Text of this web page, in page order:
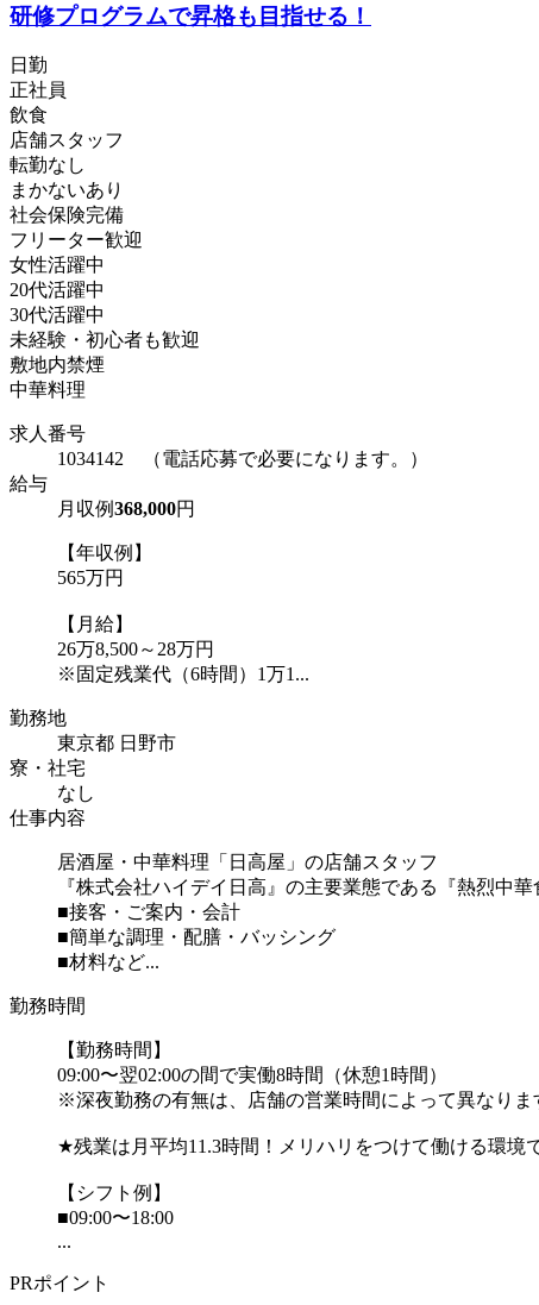
研修プログラムで昇格も目指せる！
日勤
正社員
飲食
店舗スタッフ
転勤なし
まかないあり
社会保険完備
フリーター歓迎
女性活躍中
20代活躍中
30代活躍中
未経験・初心者も歓迎
敷地内禁煙
中華料理
求人番号
1034142 （電話応募で必要になります。）
給与
月収例368,000円
【年収例】
565万円
【月給】
26万8,500～28万円
※固定残業代（6時間）1万1...
勤務地
東京都 日野市
寮・社宅
なし
仕事内容
居酒屋・中華料理「日高屋」の店舗スタッフ
『株式会社ハイデイ日高』の主要業態である『熱烈中
■接客・ご案内・会計
■簡単な調理・配膳・バッシング
■材料など...
勤務時間
【勤務時間】
09:00〜翌02:00の間で実働8時間（休憩1時間）
※深夜勤務の有無は、店舗の営業時間によって異なりま
★残業は月平均11.3時間！メリハリをつけて働ける環境
【シフト例】
■09:00〜18:00
...
PRポイント